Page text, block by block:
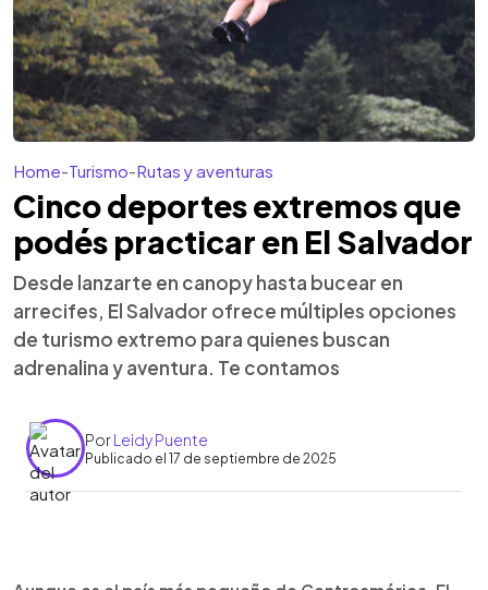
Home-Turismo-Rutas y aventuras
Cinco deportes extremos que
podés practicar en El Salvador
Desde lanzarte en canopy hasta bucear en
arrecifes, El Salvador ofrece múltiples opciones
de turismo extremo para quienes buscan
adrenalina y aventura. Te contamos
PorLeidy Puente
Publicado el 17 de septiembre de 2025